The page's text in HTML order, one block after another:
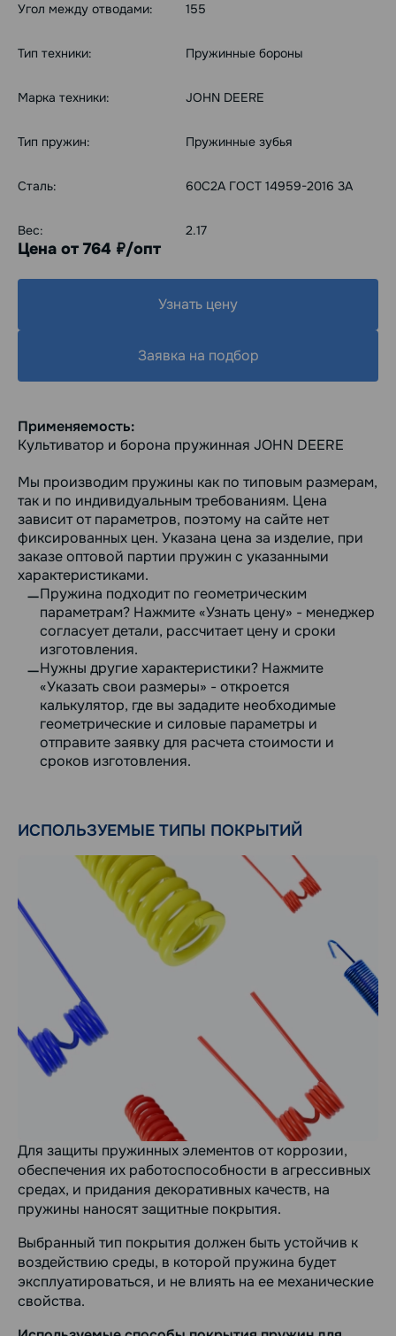
Угол между отводами: 155
Тип техники: Пружинные бороны
Марка техники: JOHN DEERE
Тип пружин: Пружинные зубья
Сталь: 60С2А ГОСТ 14959-2016 3А
Вес: 2.17
Цена от 764 руб./опт
Узнать цену
Заявка на подбор
Применяемость:
Культиватор и борона пружинная JOHN DEERE
Мы производим пружины как по типовым размерам,
так и по индивидуальным требованиям. Цена
зависит от параметров, поэтому на сайте нет
фиксированных цен. Указана цена за изделие, при
заказе оптовой партии пружин с указанными
характеристиками.
Пружина подходит по геометрическим
параметрам? Нажмите «Узнать цену» - менеджер
согласует детали, рассчитает цену и сроки
изготовления.
Нужны другие характеристики? Нажмите
«Указать свои размеры» - откроется
калькулятор, где вы зададите необходимые
геометрические и силовые параметры и
отправите заявку для расчета стоимости и
сроков изготовления.
ИСПОЛЬЗУЕМЫЕ ТИПЫ ПОКРЫТИЙ
Для защиты пружинных элементов от коррозии,
обеспечения их работоспособности в агрессивных
средах, и придания декоративных качеств, на
пружины наносят защитные покрытия.
Выбранный тип покрытия должен быть устойчив к
воздействию среды, в которой пружина будет
эксплуатироваться, и не влиять на ее механические
свойства.